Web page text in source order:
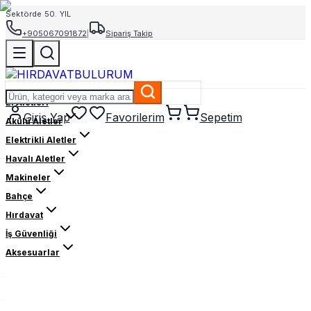
Sektörde 50. YIL
+905067091872
Sipariş Takip
Giriş Yap Favorilerim Sepetim
El Aletleri
Akülü Aletler
Elektrikli Aletler
Havalı Aletler
Makineler
Bahçe
Hırdavat
İş Güvenliği
Aksesuarlar